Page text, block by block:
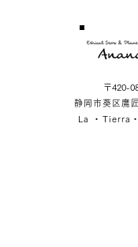
〒420-
静岡市葵区鷹
La ・Tierra